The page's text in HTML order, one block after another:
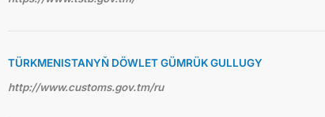
TÜRKMENISTANYŇ DÖWLET GÜMRÜK GULLUGY
http://www.customs.gov.tm/ru